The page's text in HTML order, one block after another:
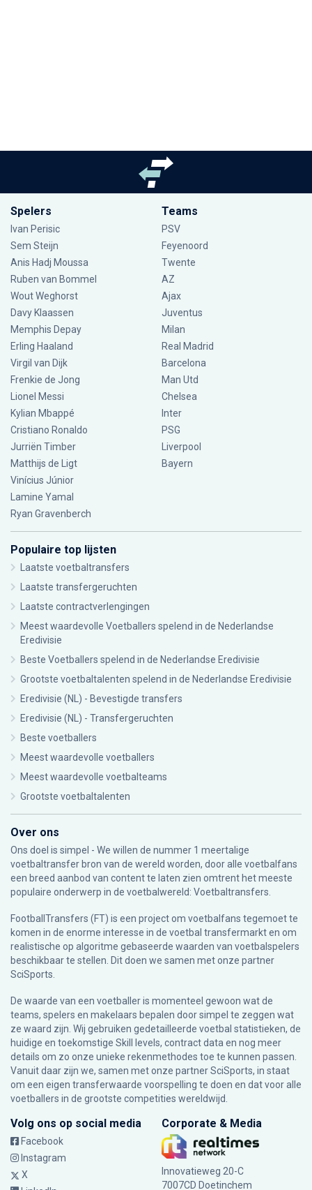
Spelers
Ivan Perisic
Sem Steijn
Anis Hadj Moussa
Ruben van Bommel
Wout Weghorst
Davy Klaassen
Memphis Depay
Erling Haaland
Virgil van Dijk
Frenkie de Jong
Lionel Messi
Kylian Mbappé
Cristiano Ronaldo
Jurriën Timber
Matthijs de Ligt
Vinícius Júnior
Lamine Yamal
Ryan Gravenberch
Teams
PSV
Feyenoord
Twente
AZ
Ajax
Juventus
Milan
Real Madrid
Barcelona
Man Utd
Chelsea
Inter
PSG
Liverpool
Bayern
Populaire top lijsten
Laatste voetbaltransfers
Laatste transfergeruchten
Laatste contractverlengingen
Meest waardevolle Voetballers spelend in de Nederlandse
Eredivisie
Beste Voetballers spelend in de Nederlandse Eredivisie
Grootste voetbaltalenten spelend in de Nederlandse Eredivisie
Eredivisie (NL) - Bevestigde transfers
Eredivisie (NL) - Transfergeruchten
Beste voetballers
Meest waardevolle voetballers
Meest waardevolle voetbalteams
Grootste voetbaltalenten
Over ons
Ons doel is simpel - We willen de nummer 1 meertalige
voetbaltransfer bron van de wereld worden, door alle voetbalfans
een breed aanbod van content te laten zien omtrent het meeste
populaire onderwerp in de voetbalwereld: Voetbaltransfers.
FootballTransfers (FT) is een project om voetbalfans tegemoet te
komen in de enorme interesse in de voetbal transfermarkt en om
realistische op algoritme gebaseerde waarden van voetbalspelers
beschikbaar te stellen. Dit doen we samen met onze partner
SciSports
De waarde van een voetballer is momenteel gewoon wat de
teams, spelers en makelaars bepalen door simpel te zeggen wat
ze waard zijn. Wij gebruiken gedetailleerde voetbal statistieken, de
huidige en toekomstige Skill levels, contract data en nog meer
details om zo onze unieke rekenmethodes toe te kunnen passen.
Vanuit daar zijn we, samen met onze partner SciSports, in staat
om een eigen transferwaarde voorspelling te doen en dat voor alle
voetballers in de grootste competities wereldwijd.
Volg ons op social media
Facebook
Instagram
X
Corporate & Media
Innovatieweg 20-C
7007CD Doetinchem